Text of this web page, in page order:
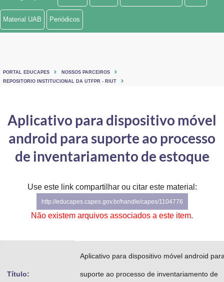
Ministério de Minas e Energia
Ministério do Turismo
Controladoria-Geral da União
Ministério da Mulher, da Família e dos Direitos Humanos
Secretaria de Governo
Gabinete de Segurança Institucional
Planalto
Material UAB Periódicos
PORTAL EDUCAPES
NOSSOS PARCEIROS
REPOSITORIO INSTITUCIONAL DA UTFPR - RIUT
Aplicativo para dispositivo móvel
android para suporte ao processo
de inventariamento de estoque
Use este link compartilhar ou citar este material:
http://educapes.capes.gov.br/handle/capes/1104776
Não existem arquivos associados a este item.
Título:
Aplicativo para dispositivo móvel android
suporte ao processo de inventariamento de